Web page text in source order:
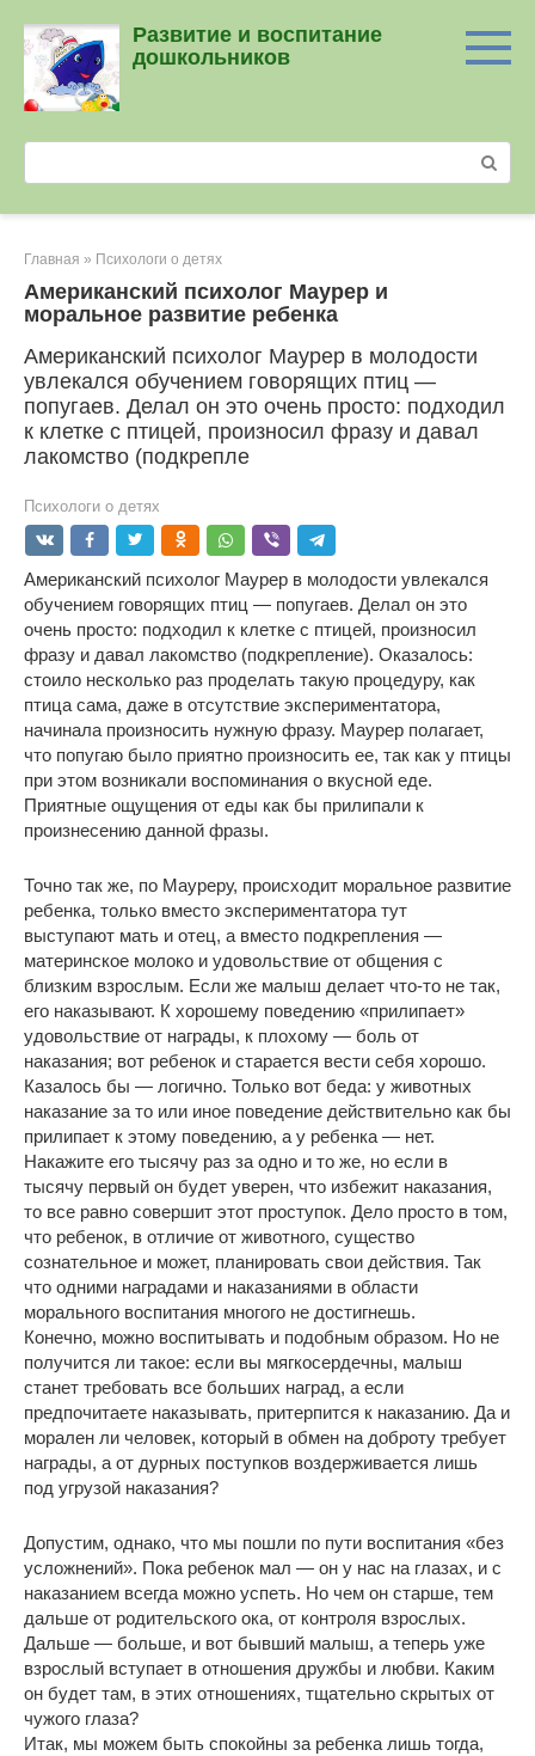
контенту
Развитие и воспитание
дошкольников
Главная » Психологи о детях
Американский психолог Маурер и
моральное развитие ребенка
Американский психолог Маурер в молодости
увлекался обуче­нием говорящих птиц —
попугаев. Делал он это очень просто: подходил
к клетке с птицей, произносил фразу и давал
лаком­ство (подкрепле
Психологи о детях
Американский психолог Маурер в молодости увлекался
обучением говорящих птиц — попугаев. Делал он это
очень просто: подходил к клетке с птицей, произносил
фразу и давал лакомство (подкрепление). Оказалось:
стоило несколько раз проделать такую процедуру, как
птица сама, даже в отсутствие экспериментатора,
начинала произносить нужную фразу. Маурер полагает,
что попугаю было приятно произносить ее, так как у птицы
при этом возникали воспоминания о вкусной еде.
Приятные ощущения от еды как бы прилипали к
произнесению данной фразы.
Точно так же, по Мауреру, происходит моральное развитие
ребенка, только вместо экспериментатора тут
выступают мать и отец, а вместо подкрепления —
материнское молоко и удовольствие от общения с
близким взрослым. Если же малыш делает что-то не так,
его наказывают. К хорошему поведению «прилипает»
удовольствие от награды, к плохому — боль от
наказания; вот ребенок и старается вести себя хорошо.
Казалось бы — логично. Только вот беда: у животных
наказание за то или иное поведение действительно как бы
прилипает к этому поведению, а у ребенка — нет.
Накажите его тысячу раз за одно и то же, но если в
тысячу первый он будет уверен, что избежит наказания,
то все равно совершит этот проступок. Дело просто в том,
что ребенок, в отличие от животного, существо
сознательное и может, планировать свои действия. Так
что одними наградами и наказаниями в области
морального воспитания многого не достигнешь.
Конечно, можно воспитывать и подобным образом. Но не
получится ли такое: если вы мягкосердечны, малыш
станет требовать все больших наград, а если
предпочитаете наказывать, притерпится к наказанию. Да и
морален ли человек, который в обмен на доброту требует
награды, а от дурных поступков воздерживается лишь
под угрузой наказания?
Допустим, однако, что мы пошли по пути воспитания «без
усложнений». Пока ребенок мал — он у нас на глазах, и с
наказанием всегда можно успеть. Но чем он старше, тем
дальше от родительского ока, от контроля взрослых.
Дальше — больше, и вот бывший малыш, а теперь уже
взрослый вступает в отношения дружбы и любви. Каким
он будет там, в этих отношениях, тщательно скрытых от
чужого глаза?
Итак, мы можем быть спокойны за ребенка лишь тогда,